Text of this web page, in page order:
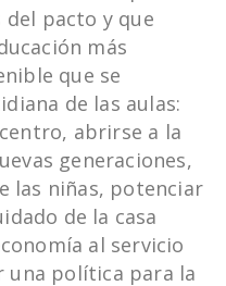
pacto y que
más
que se
de las aulas:
abrirse a la
generaciones,
las niñas, potenciar
de la casa
al servicio
una política para la